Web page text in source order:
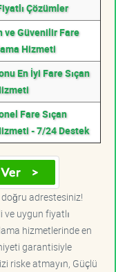
Çözümler
ve Güvenilir Fare
Hizmeti
En İyi Fare Sıçan
Fare Sıçan
- 7/24 Destek
doğru adrestesiniz!
ve uygun fiyatlı
hizmetlerinde en
garantisiyle
riske atmayın, Güçlü